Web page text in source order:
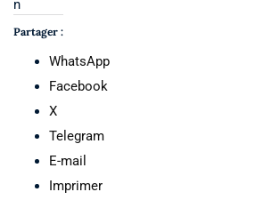
n
Partager :
WhatsApp
Facebook
X
Telegram
E-mail
Imprimer